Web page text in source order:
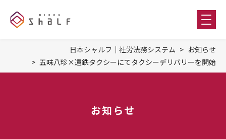
日本シャルフ｜社労法務システム
お知らせ
五味八珍×遠鉄タクシーにてタクシーデリバリーを開始
お知らせ